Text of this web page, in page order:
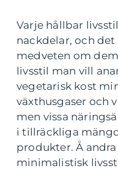
Varje hållbar
nackdelar, och
medveten om
livsstil man vill
vegetarisk kost
växthusgaser och
men vissa
i tillräckliga
produkter. Å
minimalistisk